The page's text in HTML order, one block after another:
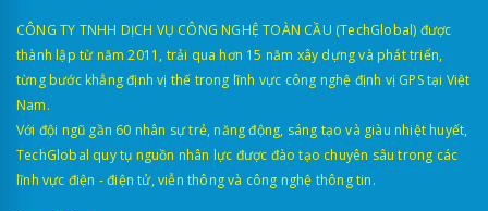
CÔNG TY TNHH DỊCH VỤ CÔNG NGHỆ TOÀN CẦU (TechGlobal) được
thành lập từ năm 2011, trải qua hơn 15 năm xây dựng và phát triển,
từng bước khẳng định vị thế trong lĩnh vực công nghệ định vị GPS tại Việt
Nam.
Với đội ngũ gần 60 nhân sự trẻ, năng động, sáng tạo và giàu nhiệt huyết,
TechGlobal quy tụ nguồn nhân lực được đào tạo chuyên sâu trong các
lĩnh vực điện - điện tử, viễn thông và công nghệ thông tin.